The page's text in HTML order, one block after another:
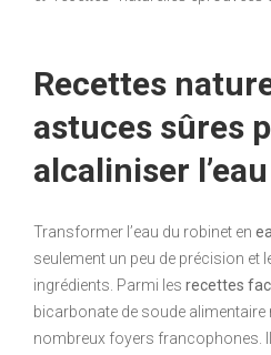
Recettes
astuces sûres
alcaliniser
Transformer l’eau du robinet en
seulement un peu de précision et
ingrédients. Parmi les recettes
bicarbonate de soude alimentaire
nombreux foyers francophones.